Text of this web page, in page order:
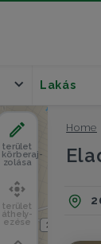
Lakás
Home
terület
körberaj-
zolása
terület
áthely-
ezése